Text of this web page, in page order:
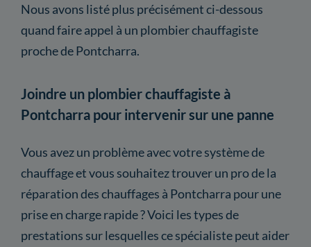
Nous avons listé plus précisément ci-dessous
quand faire appel à un plombier chauffagiste
proche de Pontcharra.
Joindre un plombier chauffagiste à
Pontcharra pour intervenir sur une panne
Vous avez un problème avec votre système de
chauffage et vous souhaitez trouver un pro de la
réparation des chauffages à Pontcharra pour une
prise en charge rapide ? Voici les types de
prestations sur lesquelles ce spécialiste peut aider